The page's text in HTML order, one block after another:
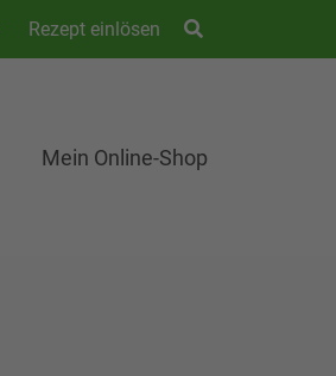
Rezept einlösen
Mein Online-Shop